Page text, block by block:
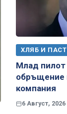
ХЛЯБ И
Млад пилот
обръщение
компания
6 Август, 2026